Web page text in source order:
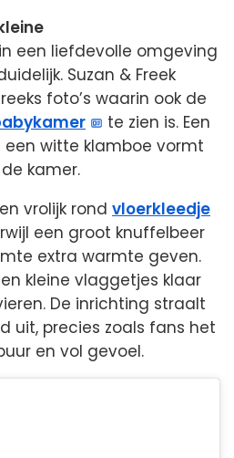
een liefdevolle omgeving
Suzan & Freek
foto’s waarin ook de
te zien is. Een
witte klamboe vormt
kamer.
vrolijk rond vloerkleedje
een groot knuffelbeer
extra warmte geven.
kleine vlaggetjes klaar
De inrichting straalt
uit, precies zoals fans het
en vol gevoel.